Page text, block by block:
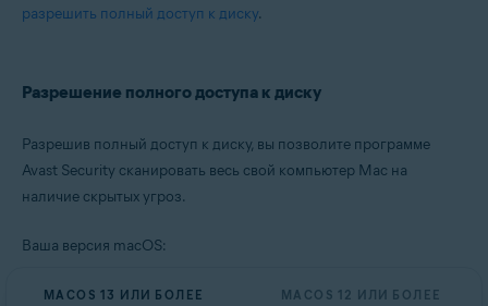
разрешить полный доступ к диску.
Разрешение полного доступа к диску
Разрешив полный доступ к диску, вы позволите программе
Avast Security сканировать весь свой компьютер Mac на
наличие скрытых угроз.
Ваша версия macOS:
MACOS 13 ИЛИ БОЛЕЕ
MACOS 12 ИЛИ БОЛЕЕ